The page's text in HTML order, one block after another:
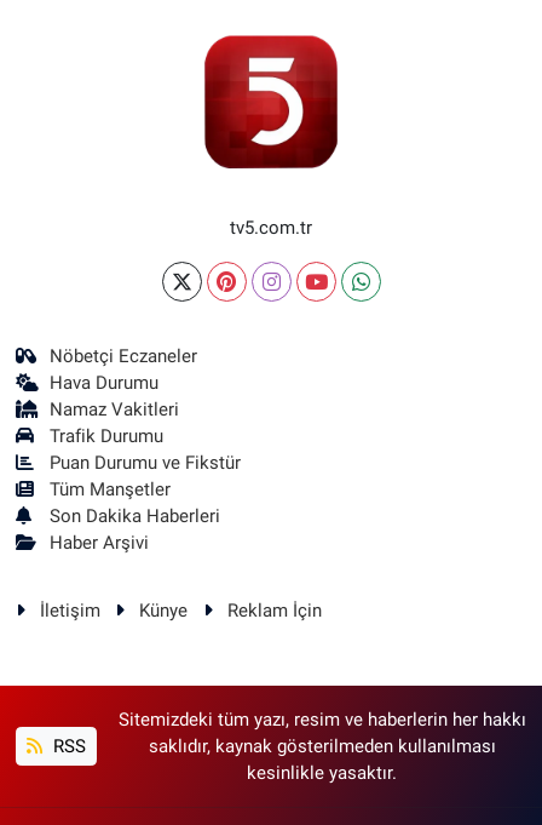
tv5.com.tr
Nöbetçi Eczaneler
Hava Durumu
Namaz Vakitleri
Trafik Durumu
Puan Durumu ve Fikstür
Tüm Manşetler
Son Dakika Haberleri
Haber Arşivi
İletişim Künye Reklam İçin
RSS
Sitemizdeki tüm yazı, resim ve haberlerin her hakkı
saklıdır, kaynak gösterilmeden kullanılması
kesinlikle yasaktır.